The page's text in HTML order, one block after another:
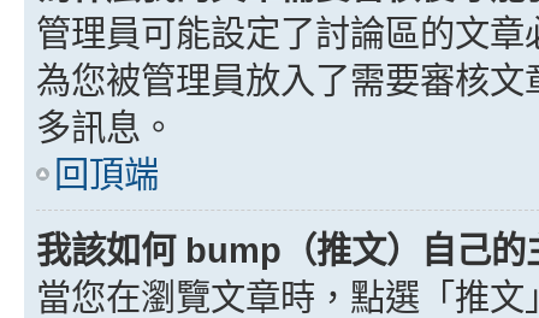
管理員可能設定了討論區的文
為您被管理員放入了需要審核
多訊息。
回頂端
我該如何 bump（推文）自己的
當您在瀏覽文章時，點選「推